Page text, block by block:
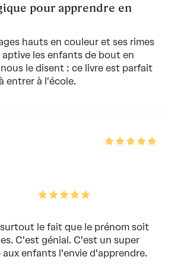
pour apprendre en
hauts en couleur et ses rimes
aptive les enfants de bout en
le disent : ce livre est parfait
entrer à l'école.
Rated
Rated
of
le fait que le prénom soit
C'est génial. C'est un super
enfants l'envie d'apprendre.